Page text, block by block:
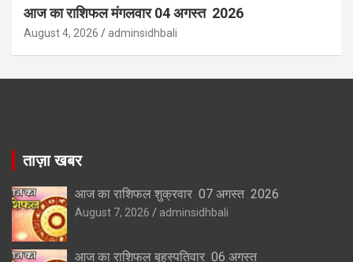
आज का राशिफल मंगलवार 04 अगस्त 2026
August 4, 2026 adminsidhbali
ताज़ा खबर
आज का राशिफल शुक्रवार 07 अगस्त 2026
August 7, 2026 adminsidhbali
आज का राशिफल बृहस्पतिवार 06 अगस्त